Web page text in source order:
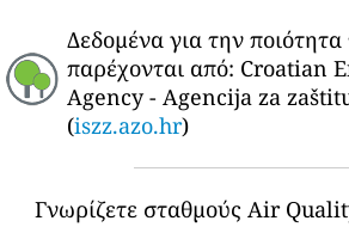
Δεδομένα για την
παρέχονται από: Croatian
Agency - Agencija za
(iszz.azo.hr)
Γνωρίζετε σταθμούς Air